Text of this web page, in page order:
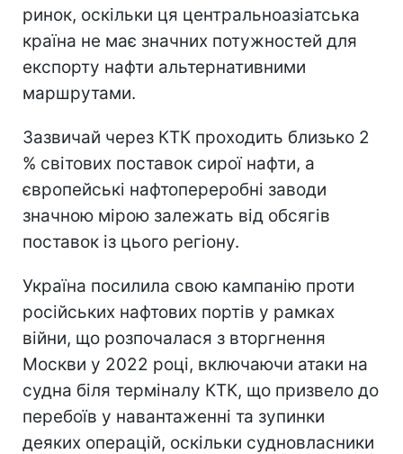
ринок, оскільки ця центральноазіатська
країна не має значних потужностей для
експорту нафти альтернативними
маршрутами.
Зазвичай через КТК проходить близько 2
% світових поставок сирої нафти, а
європейські нафтопереробні заводи
значною мірою залежать від обсягів
поставок із цього регіону.
Україна посилила свою кампанію проти
російських нафтових портів у рамках
війни, що розпочалася з вторгнення
Москви у 2022 році, включаючи атаки на
судна біля терміналу КТК, що призвело до
перебоїв у навантаженні та зупинки
деяких операцій, оскільки судновласники